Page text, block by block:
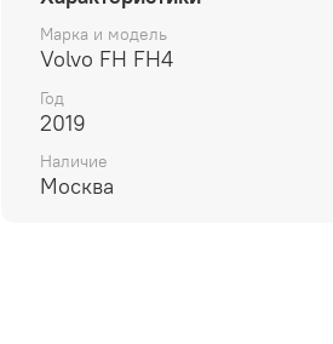
Марка и модель
Volvo FH FH4
Год
2019
Наличие
Москва